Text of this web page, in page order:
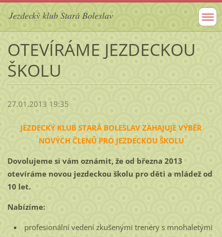
Jezdecký klub Stará Boleslav
OTEVÍRÁME JEZDECKOU
ŠKOLU
27.01.2013 19:35
JEZDECKÝ KLUB STARÁ BOLESLAV ZAHAJUJE VÝBĚR
NOVÝCH ČLENŮ PRO JEZDECKOU ŠKOLU
Dovolujeme si vám oznámit, že od března 2013
otevíráme novou jezdeckou školu pro děti a mládež od
10 let.
Nabízíme:
profesionální vedení zkušenými trenéry s mnohaletými